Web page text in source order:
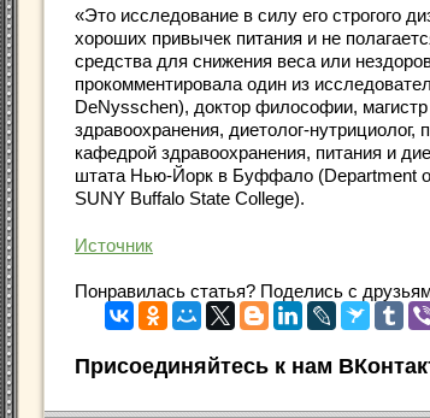
«Это исследование в силу его строгого
хороших привычек питания и не
средства для снижения веса или
прокомментировала один из
DeNysschen), доктор философии,
здравоохранения, диетолог-
кафедрой здравоохранения, питания и
штата Нью-Йорк в Буффало (Department
SUNY Buffalo State College).
Источник
Понравилась статья? Поделись с
Присоединяйтесь к нам